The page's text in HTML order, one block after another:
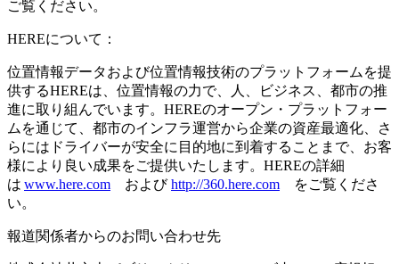
ご覧ください。
HEREについて：
位置情報データおよび位置情報技術のプラットフォームを提
供するHEREは、位置情報の力で、人、ビジネス、都市の推
進に取り組んでいます。HEREのオープン・プラットフォー
ムを通じて、都市のインフラ運営から企業の資産最適化、さ
らにはドライバーが安全に目的地に到着することまで、お客
様により良い成果をご提供いたします。HEREの詳細
は www.here.com およびhttp://360.here.com をご覧くださ
い。
報道関係者からのお問い合わせ先